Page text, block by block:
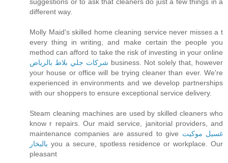
different way.
Molly Maid's skilled home cleaning service never misses a t
every thing in writing, and make certain the people you
method can afford to take the risk of investing in your online
شركات جلي بلاط بالرياض business. Not solely that, however
your house or office will be trying cleaner than ever. We're
experienced in environments and we develop partnerships
with our shoppers to ensure exceptional service delivery.
Steam cleaning machines are used by skilled cleaners who
know r repairs. Our maid service, janitorial providers, and
maintenance companies are assured to give غسيل موكيت
بالبخار you a secure, spotless residence or workplace. Our
pleasant